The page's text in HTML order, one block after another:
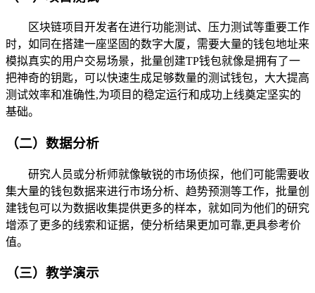
区块链项目开发者在进行功能测试、压力测试等重要工作
时，如同在搭建一座坚固的数字大厦，需要大量的钱包地址来
模拟真实的用户交易场景，批量创建TP钱包就像是拥有了一
把神奇的钥匙，可以快速生成足够数量的测试钱包，大大提高
测试效率和准确性,为项目的稳定运行和成功上线奠定坚实的
基础。
（二）数据分析
研究人员或分析师就像敏锐的市场侦探，他们可能需要收
集大量的钱包数据来进行市场分析、趋势预测等工作，批量创
建钱包可以为数据收集提供更多的样本，就如同为他们的研究
增添了更多的线索和证据，使分析结果更加可靠,更具参考价
值。
（三）教学演示